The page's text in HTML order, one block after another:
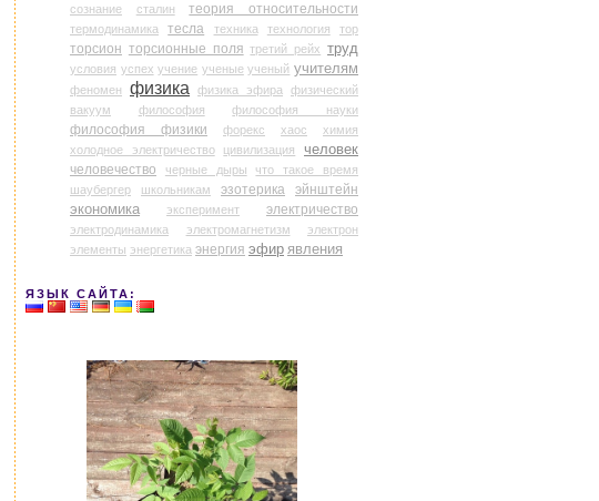
сознание
сталин теория относительности
термодинамика тесла техника технология тор
торсион торсионные поля третий рейх труд
условия успех учение ученые ученый учителям
феномен физика физика эфира
физический
вакуум
философия философия науки
философия физики форекс хаос
химия
холодное электричество
цивилизация человек
человечество черные дыры
что такое время
шаубергер
школьникам эзотерика
эйнштейн
экономика
эксперимент электричество
электродинамика электромагнетизм
электрон
элементы энергетика энергия эфир явления
ЯЗЫК САЙТА: